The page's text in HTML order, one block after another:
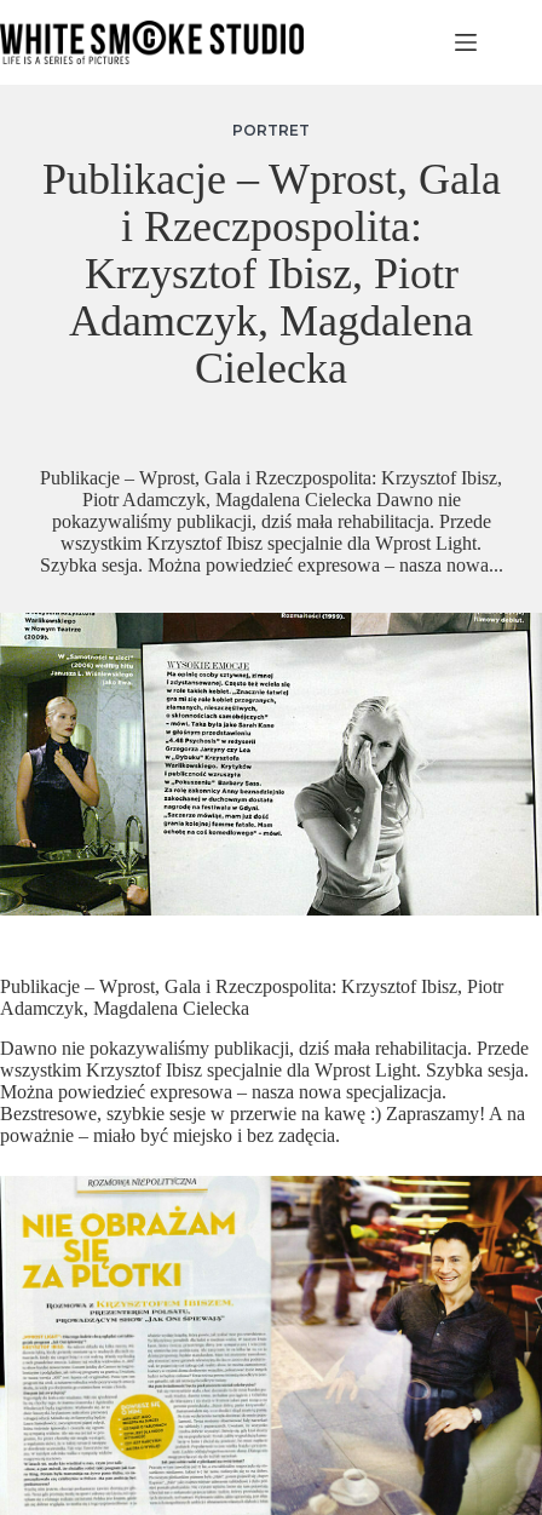
do
treści
PORTRET
Publikacje – Wprost, Gala
i Rzeczpospolita:
Krzysztof Ibisz, Piotr
Adamczyk, Magdalena
Cielecka
Publikacje – Wprost, Gala i Rzeczpospolita: Krzysztof Ibisz,
Piotr Adamczyk, Magdalena Cielecka Dawno nie
pokazywaliśmy publikacji, dziś mała rehabilitacja. Przede
wszystkim Krzysztof Ibisz specjalnie dla Wprost Light.
Szybka sesja. Można powiedzieć expresowa – nasza nowa...
Publikacje – Wprost, Gala i Rzeczpospolita: Krzysztof Ibisz, Piotr
Adamczyk, Magdalena Cielecka
Dawno nie pokazywaliśmy publikacji, dziś mała rehabilitacja. Przede
wszystkim Krzysztof Ibisz specjalnie dla Wprost Light. Szybka sesja.
Można powiedzieć expresowa – nasza nowa specjalizacja.
Bezstresowe, szybkie sesje w przerwie na kawę :) Zapraszamy! A na
poważnie – miało być miejsko i bez zadęcia.